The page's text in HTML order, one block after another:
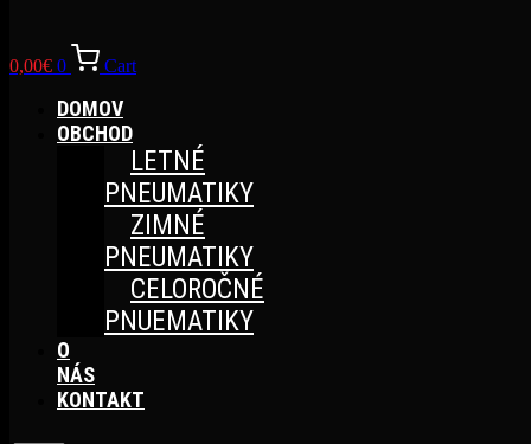
0,00€ 0 Cart
DOMOV
OBCHOD
LETNÉ
PNEUMATIKY
ZIMNÉ
PNEUMATIKY
CELOROČNÉ
PNUEMATIKY
O
NÁS
KONTAKT